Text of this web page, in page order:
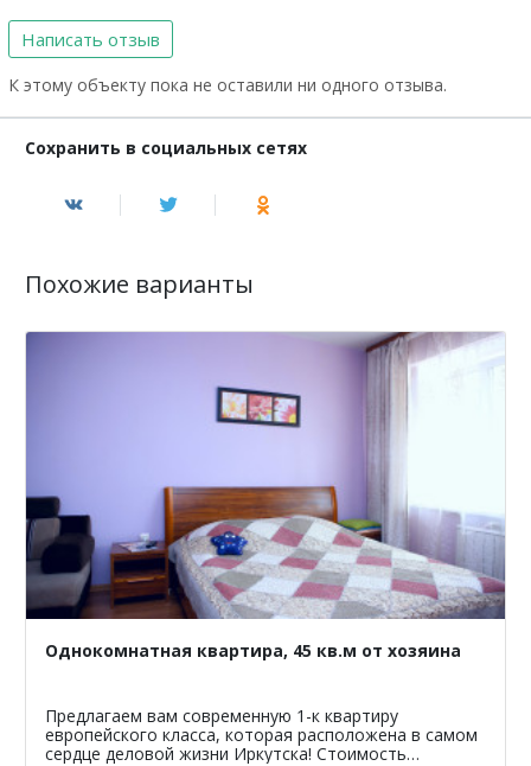
Написать отзыв
К этому объекту пока не оставили ни одного отзыва.
Сохранить в социальных сетях
Похожие варианты
Однокомнатная квартира, 45 кв.м от хозяина
Предлагаем вам современную 1-к квартиру
европейского класса, которая расположена в самом
сердце деловой жизни Иркутска! Стоимость